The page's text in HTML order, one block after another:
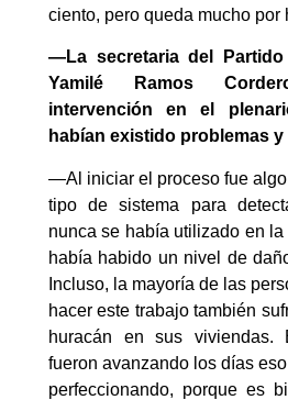
ciento, pero queda mucho por
—La secretaria del
Yamilé Ramos
intervención en el
habían existido problemas
—Al iniciar el proceso fue
tipo de sistema para
nunca se había utilizado en
había habido un nivel de
Incluso, la mayoría de las
hacer este trabajo también
huracán en sus
fueron avanzando los días
perfeccionando, porque es